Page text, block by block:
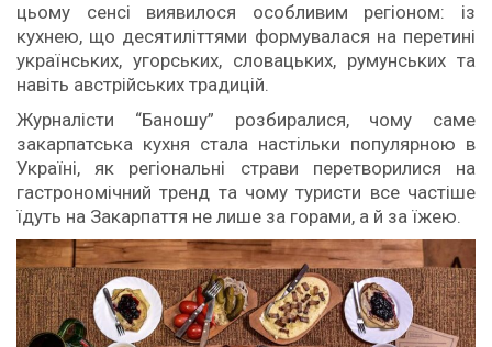
цьому сенсі виявилося особливим регіоном: із
кухнею, що десятиліттями формувалася на перетині
українських, угорських, словацьких, румунських та
навіть австрійських традицій.
Журналісти “Баношу” розбиралися, чому саме
закарпатська кухня стала настільки популярною в
Україні, як регіональні страви перетворилися на
гастрономічний тренд та чому туристи все частіше
їдуть на Закарпаття не лише за горами, а й за їжею.